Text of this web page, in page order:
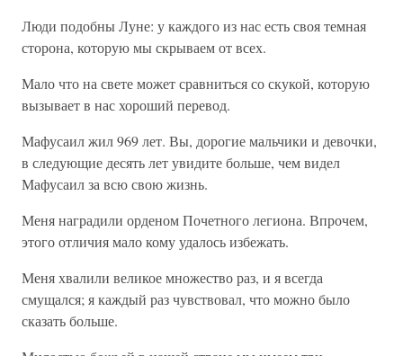
Люди подобны Луне: у каждого из нас есть своя темная
сторона, которую мы скрываем от всех.
Мало что на свете может сравниться со скукой, которую
вызывает в нас хороший перевод.
Мафусаил жил 969 лет. Вы, дорогие мальчики и девочки,
в следующие десять лет увидите больше, чем видел
Мафусаил за всю свою жизнь.
Меня наградили орденом Почетного легиона. Впрочем,
этого отличия мало кому удалось избежать.
Меня хвалили великое множество раз, и я всегда
смущался; я каждый раз чувствовал, что можно было
сказать больше.